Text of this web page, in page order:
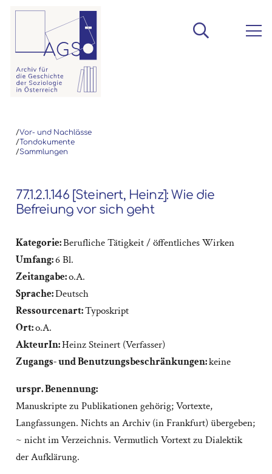
/Vor- und Nachlässe
/Tondokumente
/Sammlungen
77.1.2.1.146 [Steinert, Heinz]: Wie die
Befreiung vor sich geht
Kategorie:Berufliche Tätigkeit / öffentliches Wirken
Umfang:6 Bl.
Zeitangabe:o.A.
Sprache:Deutsch
Ressourcenart:Typoskript
Ort:o.A.
AkteurIn:Heinz Steinert (Verfasser)
Zugangs- und Benutzungsbeschränkungen:keine
urspr. Benennung:
Manuskripte zu Publikationen gehörig; Vortexte,
Langfassungen. Nichts an Archiv (in Frankfurt) übergeben;
~ nicht im Verzeichnis. Vermutlich Vortext zu Dialektik
der Aufklärung.